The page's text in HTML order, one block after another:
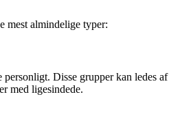
mest almindelige typer:
Disse grupper kan ledes
med ligesindede.